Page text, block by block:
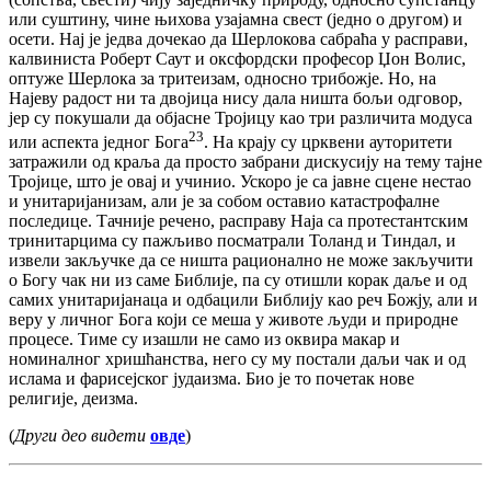
или суштину, чине њихова узајамна свест (једно о другом) и
осети. Нај је једва дочекао да Шерлокова сабраћа у расправи,
калвиниста Роберт Саут и оксфордски професор Џон Волис,
оптуже Шерлока за тритеизам, односно трибожје. Но, на
Најеву радост ни та двојица нису дала ништа бољи одговор,
јер су покушали да објасне Тројицу као три различита модуса
или аспекта једног Бога23. На крају су црквени ауторитети
затражили од краља да просто забрани дискусију на тему тајне
Тројице, што је овај и учинио. Ускоро је са јавне сцене нестао
и унитаријанизам, али је за собом оставио катастрофалне
последице. Тачније речено, расправу Наја са протестантским
тринитарцима су пажљиво посматрали Толанд и Тиндал, и
извели закључке да се ништа рационално не може закључити
о Богу чак ни из саме Библије, па су отишли корак даље и од
самих унитаријанаца и одбацили Библију као реч Божју, али и
веру у личног Бога који се меша у животе људи и природне
процесе. Тиме су изашли не само из оквира макар и
номиналног хришћанства, него су му постали даљи чак и од
ислама и фарисејског јудаизма. Био је то почетак нове
религије, деизма.
(Други део видети овде)